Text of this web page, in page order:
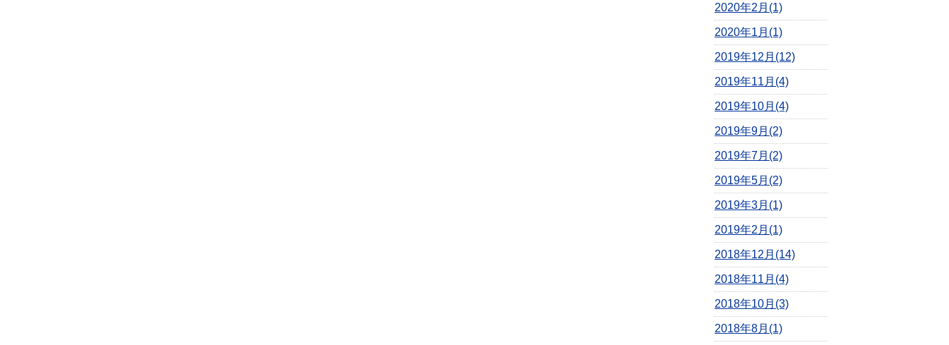
2020年2月(1)
2020年1月(1)
2019年12月(12)
2019年11月(4)
2019年10月(4)
2019年9月(2)
2019年7月(2)
2019年5月(2)
2019年3月(1)
2019年2月(1)
2018年12月(14)
2018年11月(4)
2018年10月(3)
2018年8月(1)